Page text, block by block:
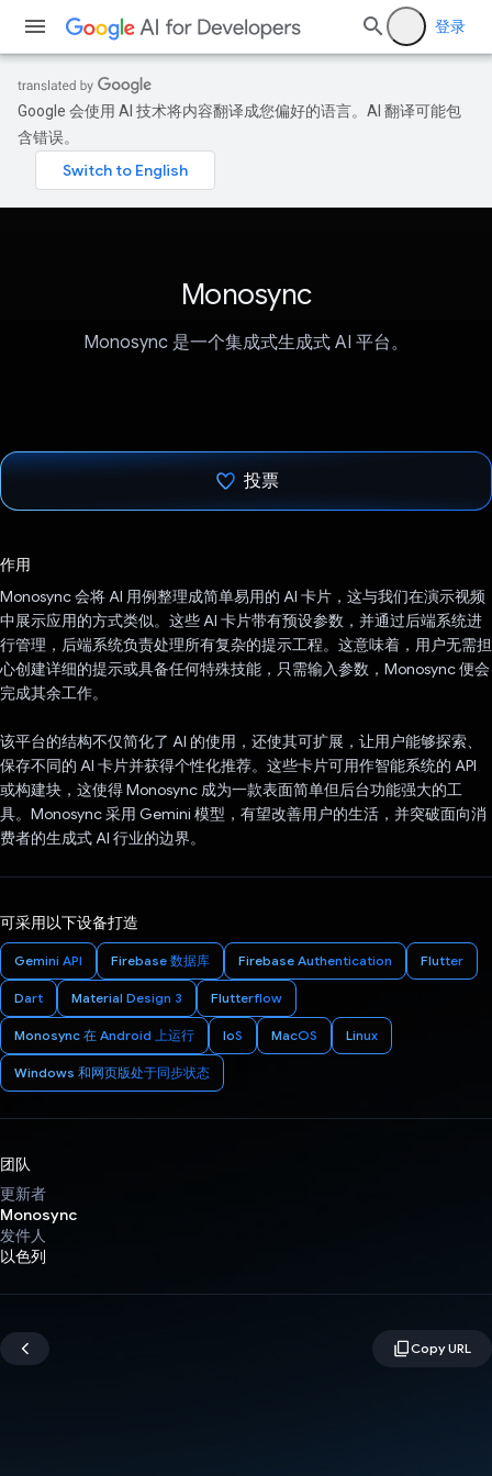
登录
Google 会使用 AI 技术将内容翻译成您偏好的语言。AI 翻译可能包
含错误。
Monosync
Monosync 是一个集成式生成式 AI 平台。
投票
作用
Monosync 会将 AI 用例整理成简单易用的 AI 卡片，这与我们在演示视频
中展示应用的方式类似。这些 AI 卡片带有预设参数，并通过后端系统进
行管理，后端系统负责处理所有复杂的提示工程。这意味着，用户无需担
心创建详细的提示或具备任何特殊技能，只需输入参数，Monosync 便会
完成其余工作。
该平台的结构不仅简化了 AI 的使用，还使其可扩展，让用户能够探索、
保存不同的 AI 卡片并获得个性化推荐。这些卡片可用作智能系统的 API
或构建块，这使得 Monosync 成为一款表面简单但后台功能强大的工
具。Monosync 采用 Gemini 模型，有望改善用户的生活，并突破面向消
费者的生成式 AI 行业的边界。
可采用以下设备打造
Gemini API Firebase 数据库 Firebase Authentication Flutter
Dart Material Design 3 Flutterflow
Monosync 在 Android 上运行 IoS MacOS Linux
Windows 和网页版处于同步状态
团队
更新者
Monosync
发件人
以色列